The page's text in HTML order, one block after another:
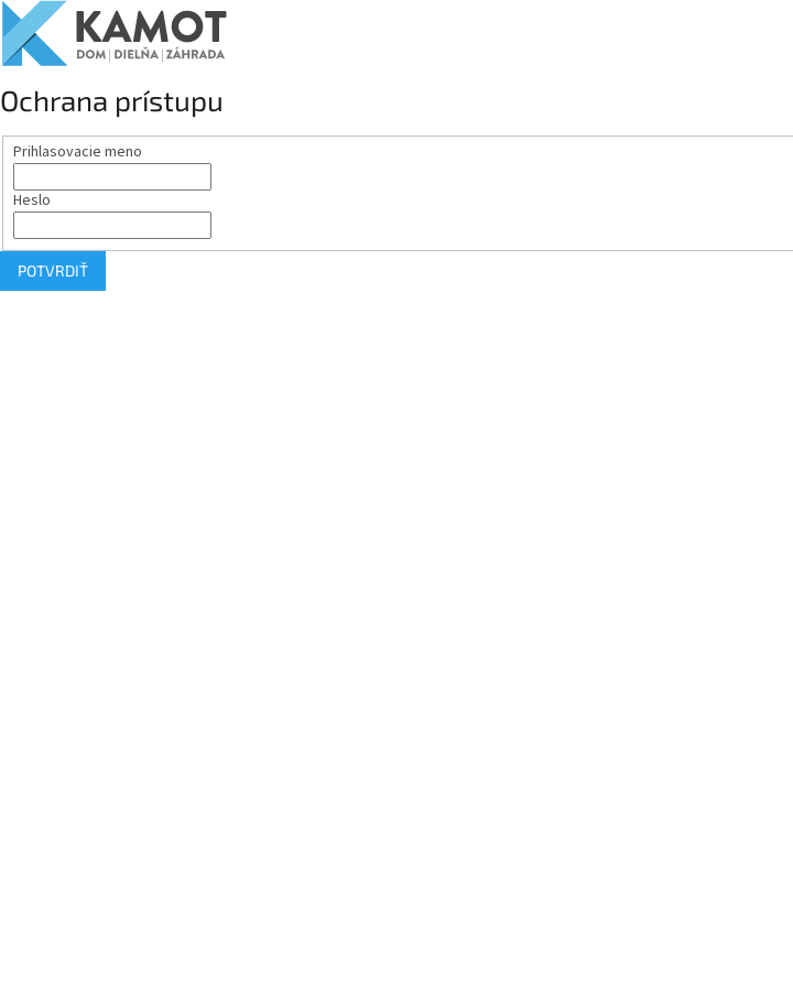
Ochrana prístupu
Prihlasovacie meno
Heslo
POTVRDIŤ